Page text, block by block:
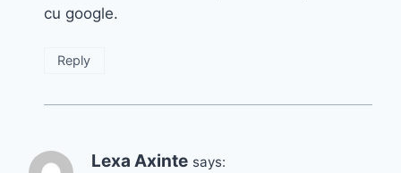
cu google.
Reply
Lexa Axinte says: